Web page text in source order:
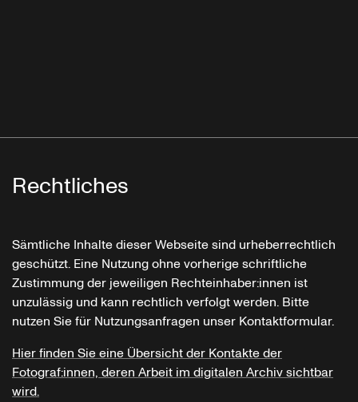
Rechtliches
Sämtliche Inhalte dieser Webseite sind urheberrechtlich
geschützt. Eine Nutzung ohne vorherige schriftliche
Zustimmung der jeweiligen Rechteinhaber:innen ist
unzulässig und kann rechtlich verfolgt werden. Bitte
nutzen Sie für Nutzungsanfragen unser Kontaktformular.
Hier finden Sie eine Übersicht der Kontakte der
Fotograf:innen, deren Arbeit im digitalen Archiv sichtbar
wird.